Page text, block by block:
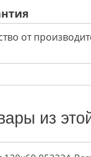
от
из